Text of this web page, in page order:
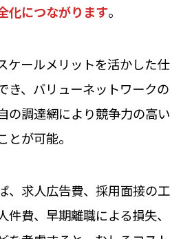
化につながります。
ケールメリットを活かした仕
き、バリューネットワークの
の調達網により競争力の高い
が可能。
、求人広告費、採用面接の工
費、早期離職による損失、